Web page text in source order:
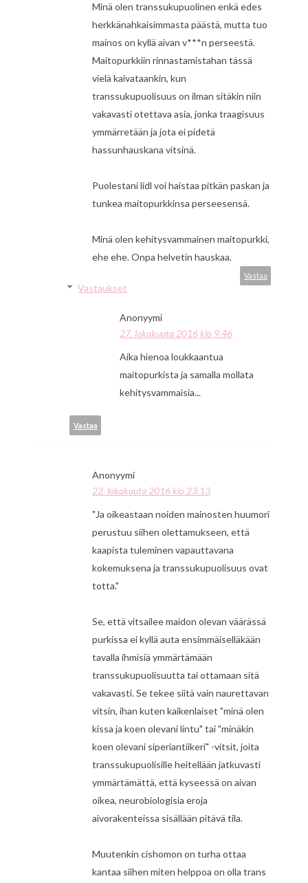
Minä olen transsukupuolinen enkä edes
herkkänahkaisimmasta päästä, mutta tuo
mainos on kyllä aivan v***n perseestä.
Maitopurkkiin rinnastamistahan tässä
vielä kaivataankin, kun
transsukupuolisuus on ilman sitäkin niin
vakavasti otettava asia, jonka traagisuus
ymmärretään ja jota ei pidetä
hassunhauskana vitsinä.
Puolestani lidl voi haistaa pitkän paskan ja
tunkea maitopurkkinsa perseesensä.
Minä olen kehitysvammainen maitopurkki,
ehe ehe. Onpa helvetin hauskaa.
Vastaa
Vastaukset
Anonyymi
27. lokakuuta 2016 klo 9.46
Aika hienoa loukkaantua
maitopurkista ja samalla mollata
kehitysvammaisia...
Vastaa
Anonyymi
22. lokakuuta 2016 klo 23.13
"Ja oikeastaan noiden mainosten huumori
perustuu siihen olettamukseen, että
kaapista tuleminen vapauttavana
kokemuksena ja transsukupuolisuus ovat
totta."
Se, että vitsailee maidon olevan väärässä
purkissa ei kyllä auta ensimmäiselläkään
tavalla ihmisiä ymmärtämään
transsukupuolisuutta tai ottamaan sitä
vakavasti. Se tekee siitä vain naurettavan
vitsin, ihan kuten kaikenlaiset "minä olen
kissa ja koen olevani lintu" tai "minäkin
koen olevani siperiantiikeri" -vitsit, joita
transsukupuolisille heitellään jatkuvasti
ymmärtämättä, että kyseessä on aivan
oikea, neurobiologisia eroja
aivorakenteissa sisällään pitävä tila.
Muutenkin cishomon on turha ottaa
kantaa siihen miten helppoa on olla trans